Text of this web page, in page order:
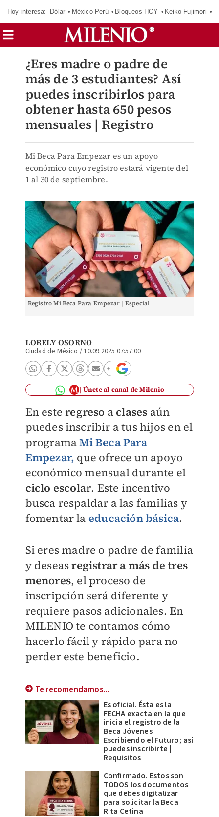
Hoy interesa: Dólar México-Perú Bloqueos HOY Keiko Fujimori
¿Eres madre o padre de
más de 3 estudiantes? Así
puedes inscribirlos para
obtener hasta 650 pesos
mensuales | Registro
Mi Beca Para Empezar es un apoyo
económico cuyo registro estará vigente del
1 al 30 de septiembre.
Registro Mi Beca Para Empezar | Especial
LORELY OSORNO
Ciudad de México /10.09.2025 07:57:00
Únete al canal de Milenio
En este regreso a clases aún
puedes inscribir a tus hijos en el
programaMi Beca Para
Empezar, que ofrece un apoyo
económico mensual durante el
ciclo escolar. Este incentivo
busca respaldar a las familias y
fomentar la educación básica.
Si eres madre o padre de familia
y deseasregistrar a más de tres
menores, el proceso de
inscripción será diferente y
requiere pasos adicionales. En
MILENIOte contamos cómo
hacerlo fácil y rápido para no
perder este beneficio.
Te recomendamos...
Es oficial. Ésta es la
FECHA exacta en la que
inicia el registro de la
Beca Jóvenes
Escribiendo el Futuro; así
puedes inscribirte |
Requisitos
Confirmado. Estos son
TODOS los documentos
que debes digitalizar
para solicitar la Beca
Rita Cetina